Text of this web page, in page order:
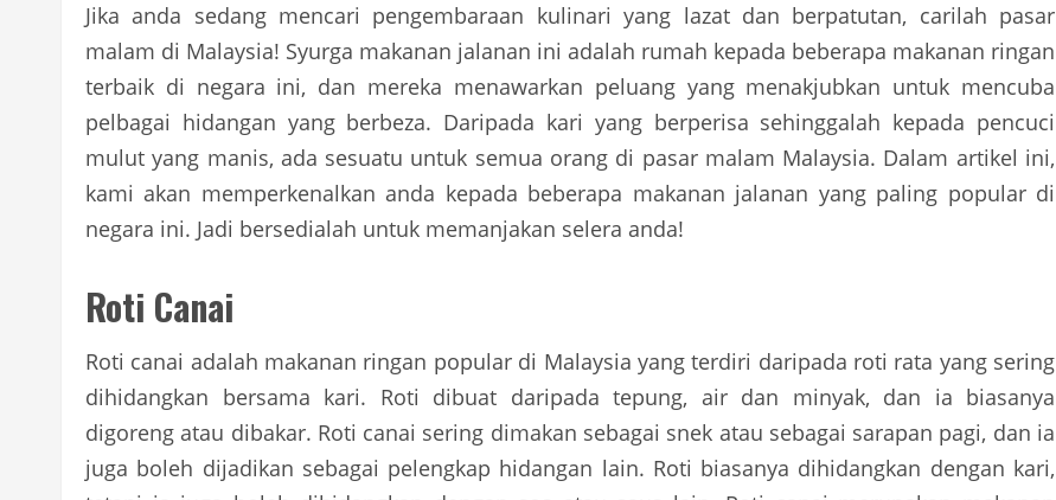
Jika anda sedang mencari pengembaraan kulinari yang lazat dan berpatutan, carilah pasar
malam di Malaysia! Syurga makanan jalanan ini adalah rumah kepada beberapa makanan ringan
terbaik di negara ini, dan mereka menawarkan peluang yang menakjubkan untuk mencuba
pelbagai hidangan yang berbeza. Daripada kari yang berperisa sehinggalah kepada pencuci
mulut yang manis, ada sesuatu untuk semua orang di pasar malam Malaysia. Dalam artikel ini,
kami akan memperkenalkan anda kepada beberapa makanan jalanan yang paling popular di
negara ini. Jadi bersedialah untuk memanjakan selera anda!
Roti Canai
Roti canai adalah makanan ringan popular di Malaysia yang terdiri daripada roti rata yang sering
dihidangkan bersama kari. Roti dibuat daripada tepung, air dan minyak, dan ia biasanya
digoreng atau dibakar. Roti canai sering dimakan sebagai snek atau sebagai sarapan pagi, dan ia
juga boleh dijadikan sebagai pelengkap hidangan lain. Roti biasanya dihidangkan dengan kari,